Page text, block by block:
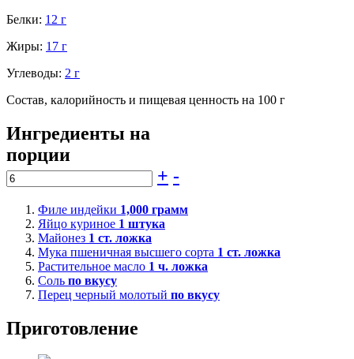
Белки: 12 г
Жиры: 17 г
Углеводы: 2 г
Состав, калорийность и пищевая ценность на 100 г
Ингредиенты на
порции
+ -
Филе индейки 1,000 грамм
Яйцо куриное 1 штука
Майонез 1 ст. ложка
Мука пшеничная высшего сорта 1 ст. ложка
Растительное масло 1 ч. ложка
Соль по вкусу
Перец черный молотый по вкусу
Приготовление